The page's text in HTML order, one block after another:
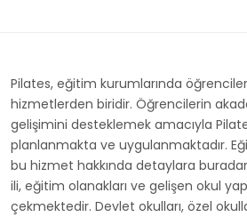
Pilates, eğitim kurumlarında
hizmetlerden biridir. Öğrencilerin
gelişimini desteklemek amacıyla
planlanmakta ve uygulanmaktadır.
bu hizmet hakkında detaylara
ili, eğitim olanakları ve gelişen okul
çekmektedir. Devlet okulları, özel